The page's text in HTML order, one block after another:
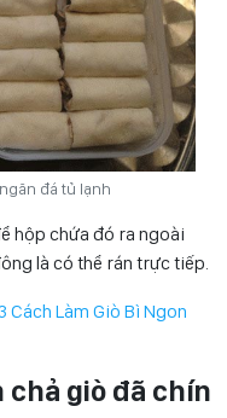
đá tủ lạnh
hộp chứa đó ra ngoài
là có thể rán trực tiếp.
Cách Làm Giò Bì Ngon
chả giò đã chín